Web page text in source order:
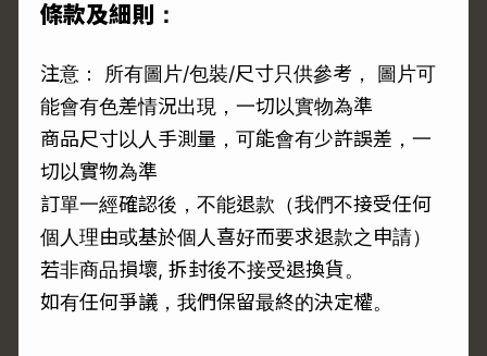
條款及細則：
注意： 所有圖片/包裝/尺寸只供參考， 圖片可
能會有色差情況出現，一切以實物為準
商品尺寸以人手測量，可能會有少許誤差，一
切以實物為準
訂單一經確認後，不能退款（我們不接受任何
個人理由或基於個人喜好而要求退款之申請）
若非商品損壞, 拆封後不接受退換貨。
如有任何爭議，我們保留最終的決定權。